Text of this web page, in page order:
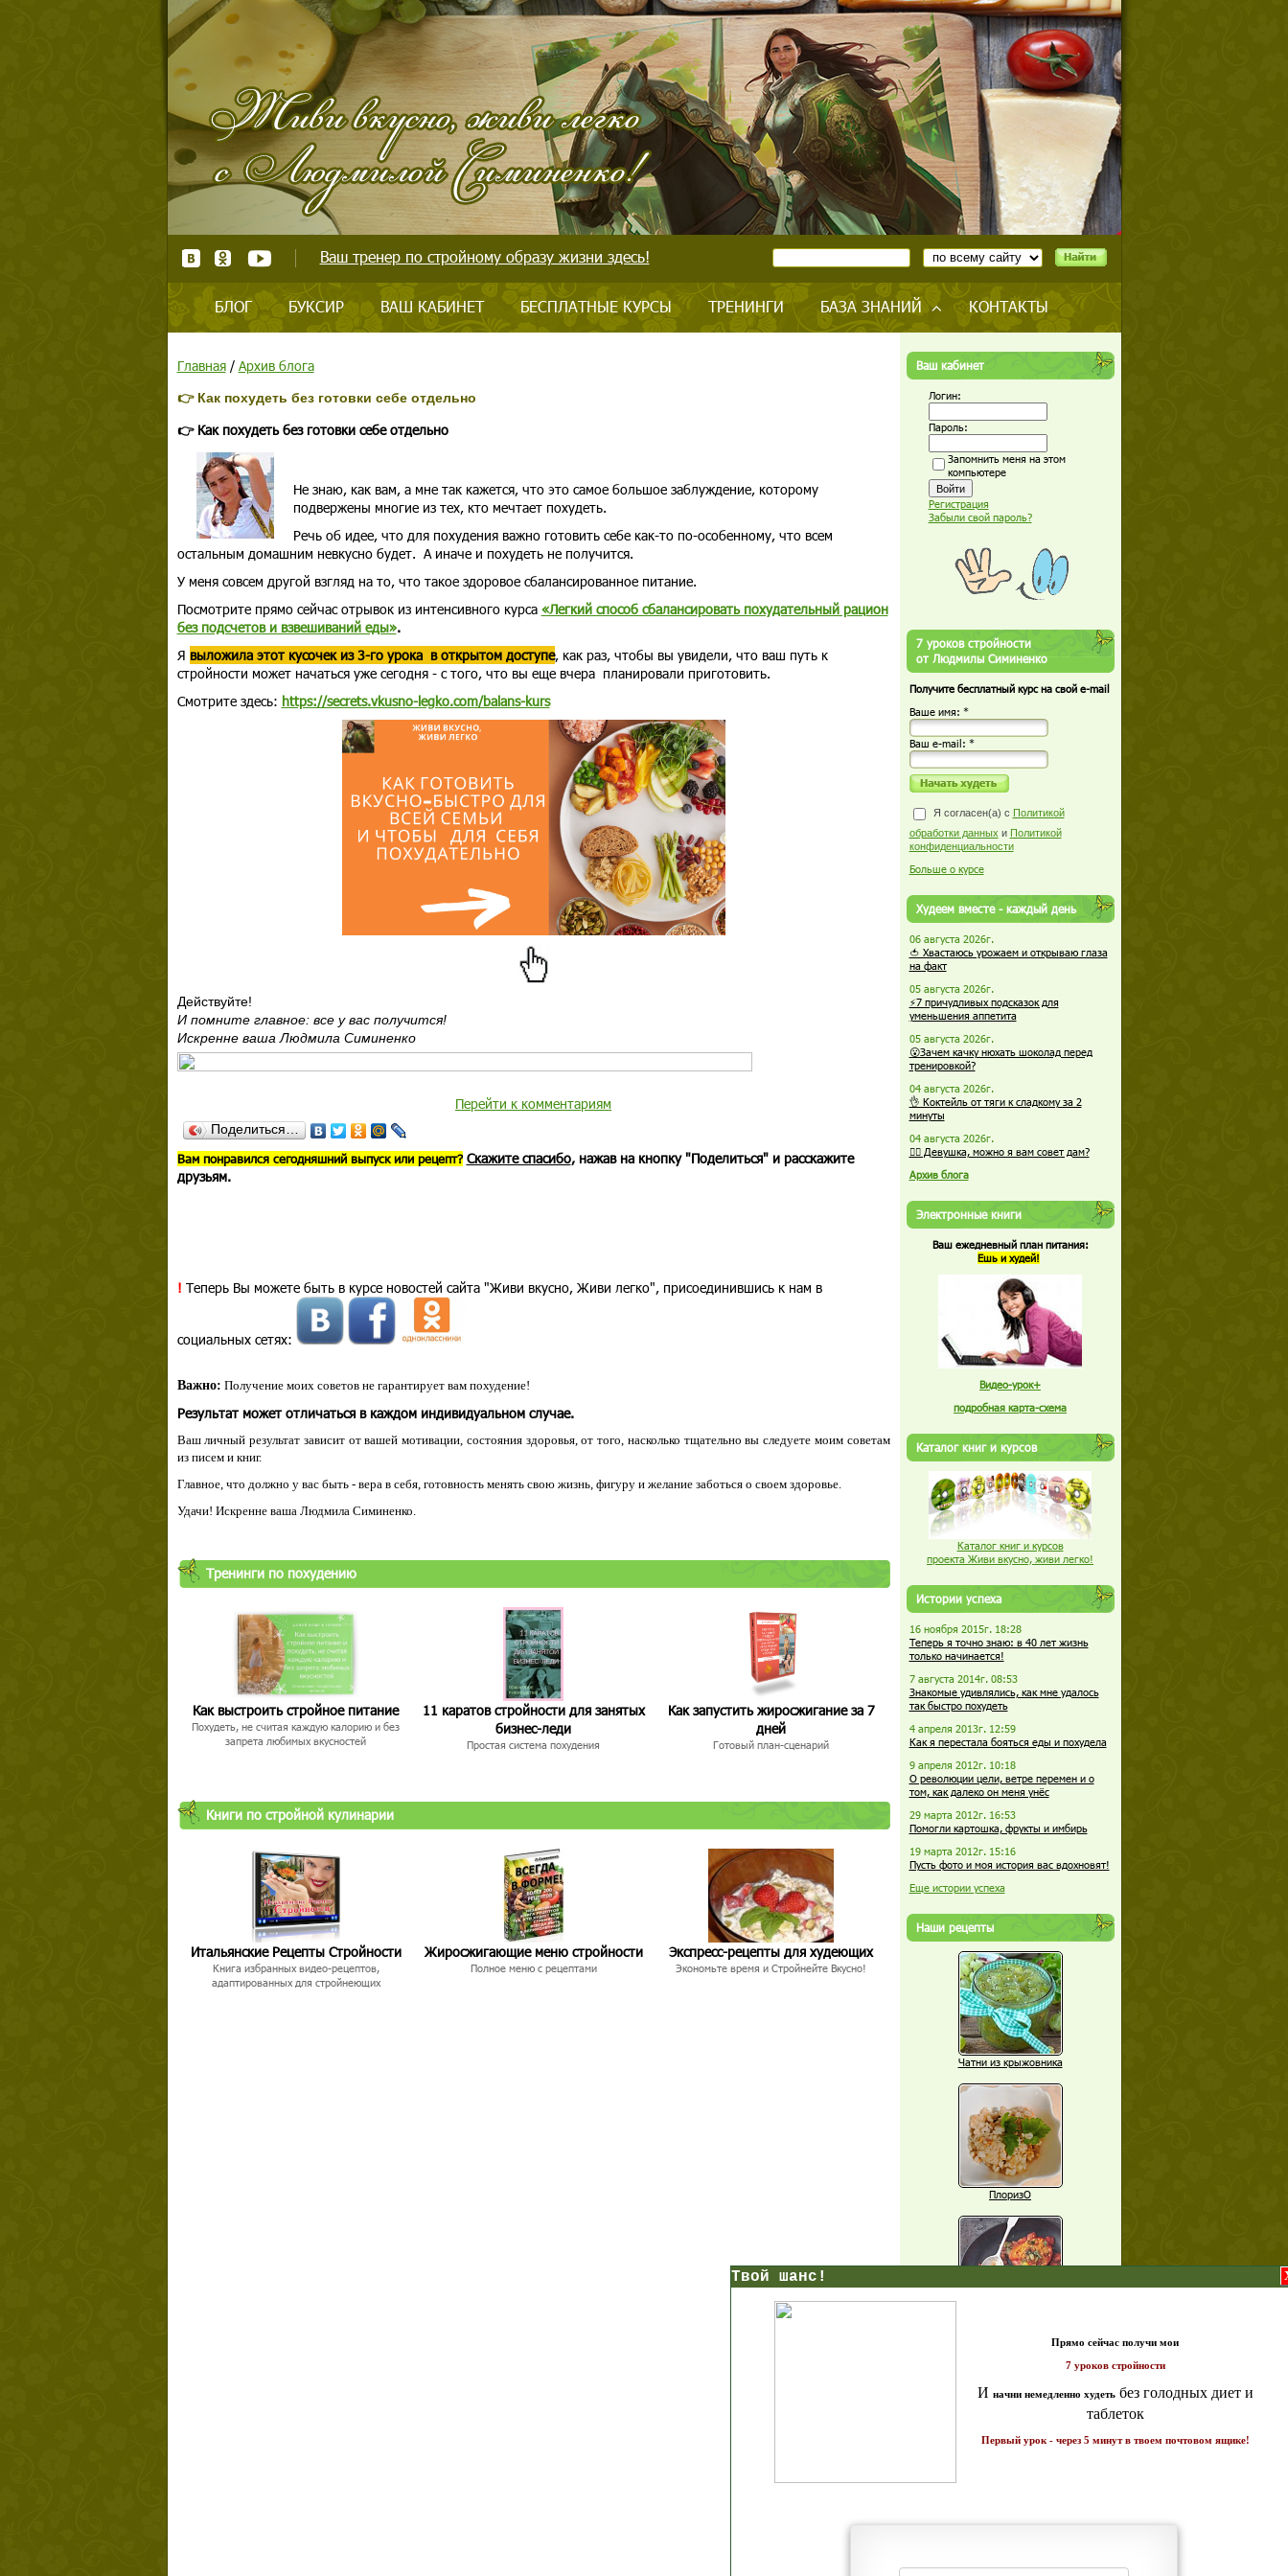
Ваш тренер по стройному образу жизни здесь!
БЛОГ БУКСИР ВАШ КАБИНЕТ БЕСПЛАТНЫЕ КУРСЫ ТРЕНИНГИ БАЗА ЗНАНИЙ КОНТАКТЫ
Главная/ Архив блога
👉 Как похудеть без готовки себе отдельно
👉 Как похудеть без готовки себе отдельно
Не знаю, как вам, а мне так кажется, что это самое большое заблуждение, которому
подвержены многие из тех, кто мечтает похудеть.
Речь об идее, что для похудения важно готовить себе как-то по-особенному, что всем
остальным домашним невкусно будет. А иначе и похудеть не получится.
У меня совсем другой взгляд на то, что такое здоровое сбалансированное питание.
Посмотрите прямо сейчас отрывок из интенсивного курса «Легкий способ сбалансировать похудательный рацион
без подсчетов и взвешиваний еды».
Я выложила этот кусочек из 3-го урока в открытом доступе, как раз, чтобы вы увидели, что ваш путь к
стройности может начаться уже сегодня - с того, что вы еще вчера планировали приготовить.
Смотрите здесь: https://secrets.vkusno-legko.com/balans-kurs
Действуйте!
И помните главное: все у вас получится!
Искренне ваша Людмила Симиненко
Перейти к комментариям
Поделиться…
Вам понравился сегодняшний выпуск или рецепт? Скажите спасибо, нажав на кнопку "Поделиться" и расскажите
друзьям.
! Теперь Вы можете быть в курсе новостей сайта "Живи вкусно, Живи легко", присоединившись к нам в
социальных сетях:
Важно: Получение моих советов не гарантирует вам похудение!
Результат может отличаться в каждом индивидуальном случае.
Ваш личный результат зависит от вашей мотивации, состояния здоровья, от того, насколько тщательно вы следуете моим советам
из писем и книг.
Главное, что должно у вас быть - вера в себя, готовность менять свою жизнь, фигуру и желание заботься о своем здоровье.
Удачи! Искренне ваша Людмила Симиненко.
Тренинги по похудению
Как выстроить стройное питание
Похудеть, не считая каждую калорию и без
запрета любимых вкусностей
11 каратов стройности для занятых
бизнес-леди
Простая система похудения
Как запустить жиросжигание за 7
дней
Готовый план-сценарий
Книги по стройной кулинарии
Итальянские Рецепты Стройности
Книга избранных видео-рецептов,
адаптированных для стройнеющих
Жиросжигающие меню стройности
Полное меню с рецептами
Экспресс-рецепты для худеющих
Экономьте время и Стройнейте Вкусно!
Ваш кабинет
Логин:
Пароль:
Запомнить меня на этом
компьютере
Регистрация
Забыли свой пароль?
7 уроков стройности
от Людмилы Симиненко
Получите бесплатный курс на свой e-mail
Ваше имя: *
Ваш е-mail: *
Я согласен(а) с Политикой
обработки данных и Политикой
конфиденциальности
Больше о курсе
Худеем вместе - каждый день
06 августа 2026г.
🍅 Хвастаюсь урожаем и открываю глаза
на факт
05 августа 2026г.
⚡7 причудливых подсказок для
уменьшения аппетита
05 августа 2026г.
😮Зачем качку нюхать шоколад перед
тренировкой?
04 августа 2026г.
👌 Коктейль от тяги к сладкому за 2
минуты
04 августа 2026г.
🏋️‍♀️ Девушка, можно я вам совет дам?
Архив блога
Электронные книги
Ваш ежедневный план питания:
Ешь и худей!
Видео-урок+
подробная карта-схема
Каталог книг и курсов
Каталог книг и курсов
проекта Живи вкусно, живи легко!
Истории успеха
16 ноября 2015г. 18:28
Теперь я точно знаю: в 40 лет жизнь
только начинается!
7 августа 2014г. 08:53
Знакомые удивлялись, как мне удалось
так быстро похудеть
4 апреля 2013г. 12:59
Как я перестала бояться еды и похудела
9 апреля 2012г. 10:18
О революции цели, ветре перемен и о
том, как далеко он меня унёс
29 марта 2012г. 16:53
Помогли картошка, фрукты и имбирь
19 марта 2012г. 15:16
Пусть фото и моя история вас вдохновят!
Еще истории успеха
Наши рецепты
Чатни из крыжовника
ПлоризО
Еще рецепты
середине дня?